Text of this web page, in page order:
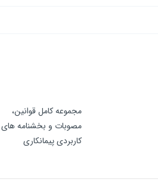
مجموعه کامل قوانین،
مصوبات و بخشنامه های
کاربردی پیمانکاری